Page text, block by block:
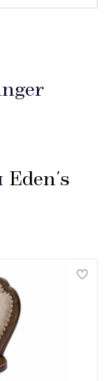
Eden's